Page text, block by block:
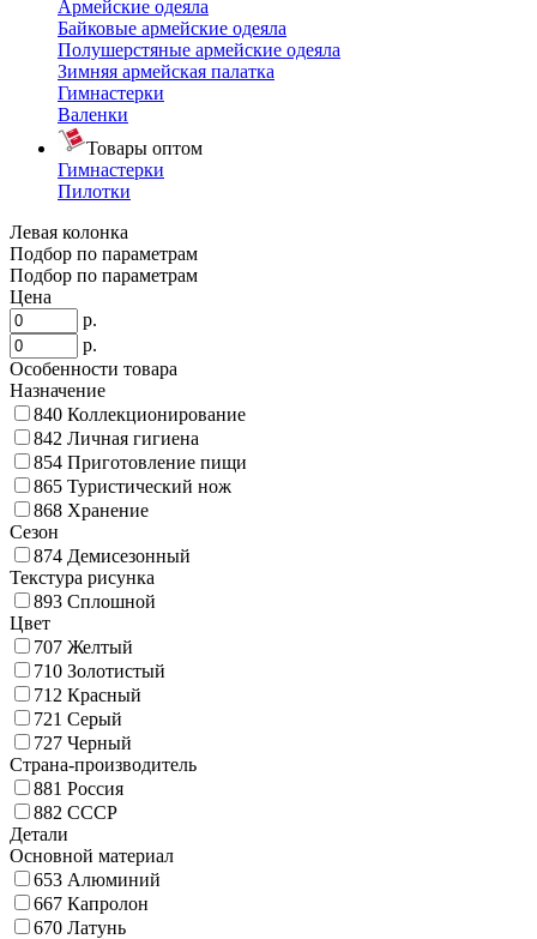
Армейские одеяла
Байковые армейские одеяла
Полушерстяные армейские одеяла
Зимняя армейская палатка
Гимнастерки
Валенки
Товары оптом
Гимнастерки
Пилотки
Левая колонка
Подбор по параметрам
Подбор по параметрам
Цена
р.
р.
Особенности товара
Назначение
840 Коллекционирование
842 Личная гигиена
854 Приготовление пищи
865 Туристический нож
868 Хранение
Сезон
874 Демисезонный
Текстура рисунка
893 Сплошной
Цвет
707 Желтый
710 Золотистый
712 Красный
721 Серый
727 Черный
Страна-производитель
881 Россия
882 СССР
Детали
Основной материал
653 Алюминий
667 Капролон
670 Латунь